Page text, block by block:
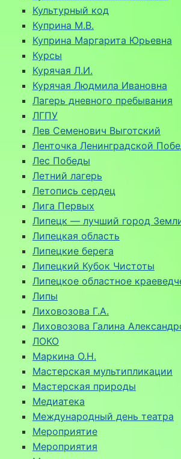
Культурный код
Куприна М.В.
Куприна Маргарита Юрьевна
Курсы
Курячая Л.И.
Курячая Людмила Ивановна
Лагерь дневного пребывания
ЛГПУ
Лев Семенович Выготский
Ленточка Ленинградской
Лес Победы
Летний лагерь
Летопись сердец
Лига Первых
Липецк — лучший город
Липецкая область
Липецкие берега
Липецкий Кубок Чистоты
Липецкое областное
Липы
Лиховозова Г.А.
Лиховозова Галина
ЛОКО
Маркина О.Н.
Мастерская мультипликации
Мастерская природы
Медиатека
Международный день театра
Мероприятие
Мероприятия